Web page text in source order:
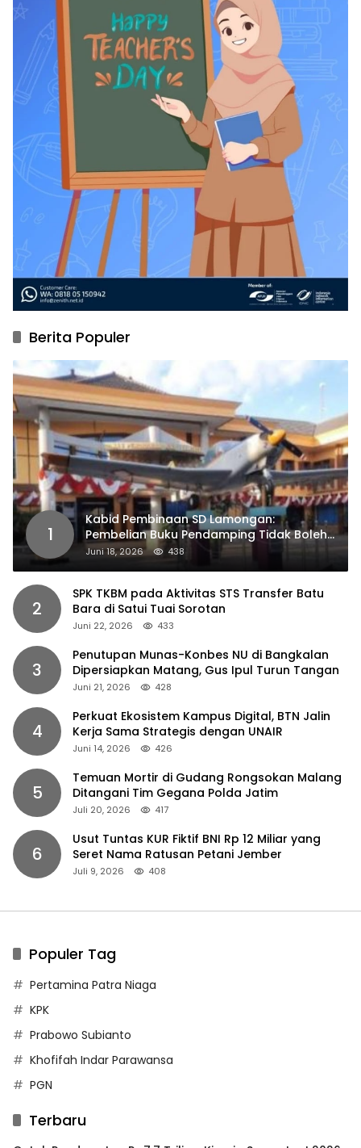
Berita Populer
1
Kabid Pembinaan SD Lamongan:
Pembelian Buku Pendamping Tidak Boleh
Dipaksakan
Juni 18, 2026 438
2
SPK TKBM pada Aktivitas STS Transfer Batu
Bara di Satui Tuai Sorotan
Juni 22, 2026 433
3
Penutupan Munas-Konbes NU di Bangkalan
Dipersiapkan Matang, Gus Ipul Turun Tangan
Juni 21, 2026 428
4
Perkuat Ekosistem Kampus Digital, BTN Jalin
Kerja Sama Strategis dengan UNAIR
Juni 14, 2026 426
5
Temuan Mortir di Gudang Rongsokan Malang
Ditangani Tim Gegana Polda Jatim
Juli 20, 2026 417
6
Usut Tuntas KUR Fiktif BNI Rp 12 Miliar yang
Seret Nama Ratusan Petani Jember
Juli 9, 2026 408
Populer Tag
Pertamina Patra Niaga
KPK
Prabowo Subianto
Khofifah Indar Parawansa
PGN
Terbaru